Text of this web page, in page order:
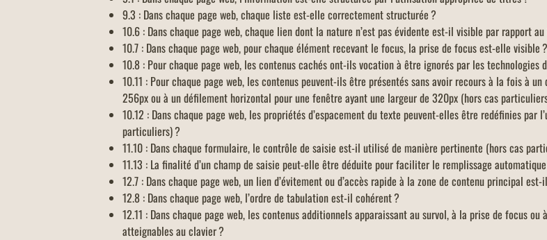
9.3 : Dans chaque page web, chaque liste est-elle correctement structurée ?
10.6 : Dans chaque page web, chaque lien dont la nature n’est pas évidente est-il visible par rapport
10.7 : Dans chaque page web, pour chaque élément recevant le focus, la prise de focus est-elle visible ?
10.8 : Pour chaque page web, les contenus cachés ont-ils vocation à être ignorés par les technologies
10.11 : Pour chaque page web, les contenus peuvent-ils être présentés sans avoir recours à la fois à
256px ou à un défilement horizontal pour une fenêtre ayant une largeur de 320px (hors cas
10.12 : Dans chaque page web, les propriétés d’espacement du texte peuvent-elles être redéfinies
particuliers) ?
11.10 : Dans chaque formulaire, le contrôle de saisie est-il utilisé de manière pertinente (hors cas
11.13 : La finalité d’un champ de saisie peut-elle être déduite pour faciliter le remplissage
12.7 : Dans chaque page web, un lien d’évitement ou d’accès rapide à la zone de contenu principal
12.8 : Dans chaque page web, l’ordre de tabulation est-il cohérent ?
12.11 : Dans chaque page web, les contenus additionnels apparaissant au survol, à la prise de focus
atteignables au clavier ?